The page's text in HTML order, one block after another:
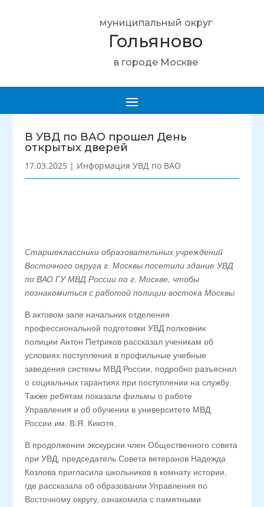
муниципальный округ
Гольяново
в городе Москве
В УВД по ВАО прошел День
открытых дверей
17.03.2025 | Информация УВД по ВАО
Старшеклассники образовательных учреждений
Восточного округа г. Москвы посетили здание УВД
по ВАО ГУ МВД России по г. Москве, чтобы
познакомиться с работой полиции востока Москвы
В актовом зале начальник отделения
профессиональной подготовки УВД полковник
полиции Антон Петриков рассказал ученикам об
условиях поступления в профильные учебные
заведения системы МВД России, подробно разъяснил
о социальных гарантиях при поступлении на службу.
Также ребятам показали фильмы о работе
Управления и об обучении в университете МВД
России им. В.Я. Кикотя.
В продолжении экскурсии член Общественного совета
при УВД, председатель Совета ветеранов Надежда
Козлова пригласила школьников в комнату истории,
где рассказала об образовании Управления по
Восточному округу, ознакомила с памятными